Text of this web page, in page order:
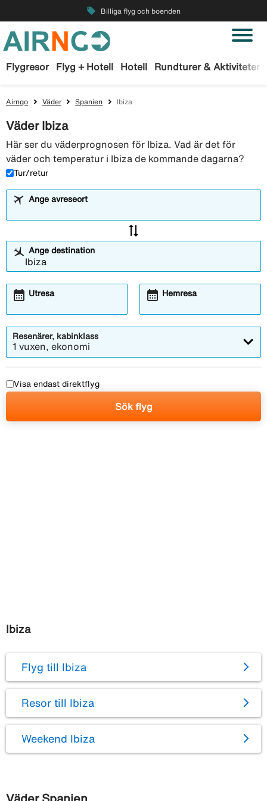
local_offer Billiga flyg och boenden
Flygresor Flyg + Hotell Hotell Rundturer & Aktiviteter
Airngo Väder Spanien Ibiza
Väder Ibiza
Här ser du väderprognosen för Ibiza. Vad är det för
väder och temperatur i Ibiza de kommande dagarna?
Tur/retur
Ange avreseort
sync_alt
Ange destination
Utresa
calendar_month Hemresa
calendar_month
Resenärer, kabinklass
1 vuxen, ekonomi
Visa endast direktflyg
Sök flyg
Ibiza
Flyg till Ibiza
Resor till Ibiza
Weekend Ibiza
Väder Spanien